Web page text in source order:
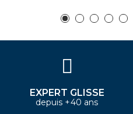
EXPERT GLISSE
depuis +40 ans